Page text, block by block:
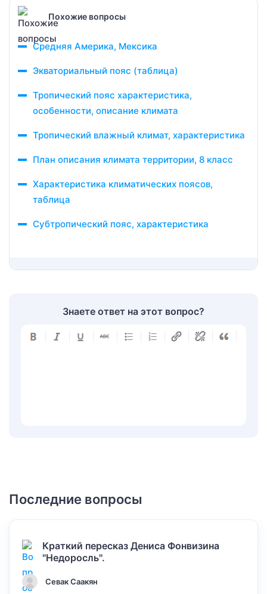
Похожие вопросы
Средняя Америка, Мексика
Экваториальный пояс (таблица)
Тропический пояс характеристика,
особенности, описание климата
Тропический влажный климат, характеристика
План описания климата территории, 8 класс
Характеристика климатических поясов,
таблица
Субтропический пояс, характеристика
Знаете ответ на этот вопрос?
Последние вопросы
Краткий пересказ Дениса Фонвизина
"Недоросль".
Севак Саакян